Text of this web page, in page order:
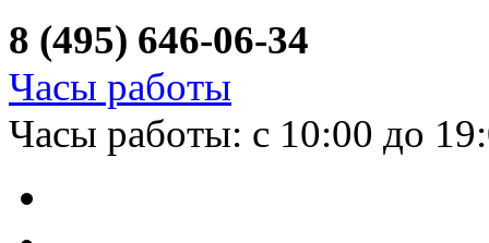
8 (495) 646-06-34
Часы работы
Часы работы: с 10:00 до